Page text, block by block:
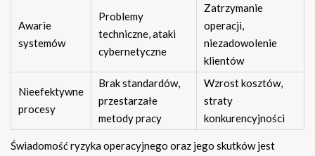
Awarie
systemów
Problemy
techniczne, ataki
cybernetyczne
Zatrzymanie
operacji,
niezadowolenie
klientów
Nieefektywne
procesy
Brak standardów,
przestarzałe
metody pracy
Wzrost kosztów,
straty
konkurencyjności
Świadomość ryzyka operacyjnego oraz jego skutków jest